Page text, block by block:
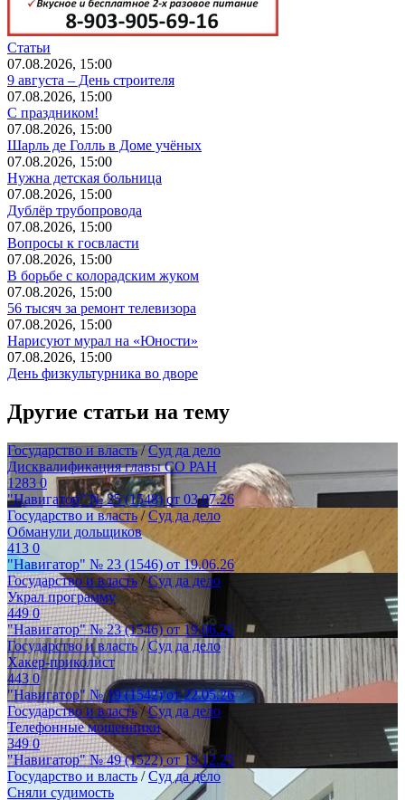
Статьи
07.08.2026, 15:00
9 августа – День строителя
07.08.2026, 15:00
С праздником!
07.08.2026, 15:00
Шарль де Голль в Доме учёных
07.08.2026, 15:00
Нужна детская больница
07.08.2026, 15:00
Дублёр трубопровода
07.08.2026, 15:00
Вопросы к госвласти
07.08.2026, 15:00
В борьбе с колорадским жуком
07.08.2026, 15:00
56 тысяч за ремонт телевизора
07.08.2026, 15:00
Нарисуют мурал на «Юности»
07.08.2026, 15:00
День физкультурника во дворе
Другие статьи на тему
Государство и власть /Суд да дело
Дисквалификация главы СО РАН
12830
"Навигатор" № 25 (1548) от 03.07.26
Государство и власть /Суд да дело
Обманули дольщиков
413 0
"Навигатор" № 23 (1546) от 19.06.26
Государство и власть/Суд да дело
Украл программу
4490
"Навигатор" № 23 (1546) от 19.06.26
Государство и власть /Суд да дело
Хакер-приколист
4430
"Навигатор" № 19 (1542) от 22.05.26
Государство и власть/Суд да дело
Телефонные мошенники
3490
"Навигатор" № 49 (1522) от 19.12.25
Государство и власть /Суд да дело
Сняли судимость